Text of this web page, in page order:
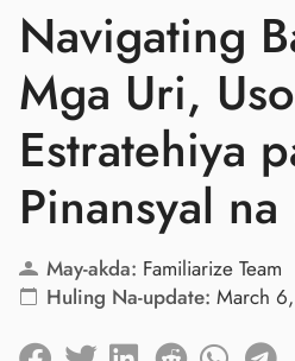
Navigating
Mga Uri,
Estratehiya
Pinansyal
May-akda: Familiarize Team
Huling Na-update: March